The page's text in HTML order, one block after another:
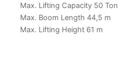
Max. Lifting Capacity 50 Ton
Max. Boom Length 44,5 m
Max. Lifting Height 61 m